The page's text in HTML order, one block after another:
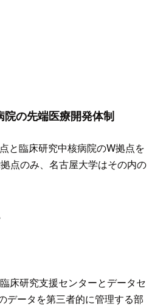
の先端医療開発体制
と臨床研究中核病院のW拠点を
点のみ、名古屋大学はその内の
床研究支援センターとデータセ
データを第三者的に管理する部